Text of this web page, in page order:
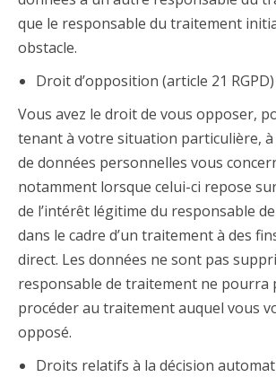
que le responsable du traitement
obstacle.
Droit d’opposition (article 21 RGPD)
Vous avez le droit de vous opposer,
tenant à votre situation particulière,
de données personnelles vous
notamment lorsque celui-ci repose
de l’intérêt légitime du responsable
dans le cadre d’un traitement à des
direct. Les données ne sont pas
responsable de traitement ne pourra
procéder au traitement auquel vous
opposé.
Droits relatifs à la décision